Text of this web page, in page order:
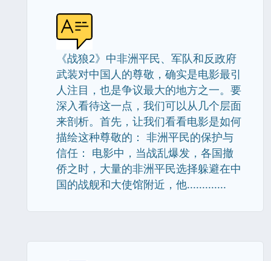
《战狼2》中非洲平民、军队和反政府
武装对中国人的尊敬，确实是电影最引
人注目，也是争议最大的地方之一。要
深入看待这一点，我们可以从几个层面
来剖析。首先，让我们看看电影是如何
描绘这种尊敬的： 非洲平民的保护与
信任： 电影中，当战乱爆发，各国撤
侨之时，大量的非洲平民选择躲避在中
国的战舰和大使馆附近，他.............